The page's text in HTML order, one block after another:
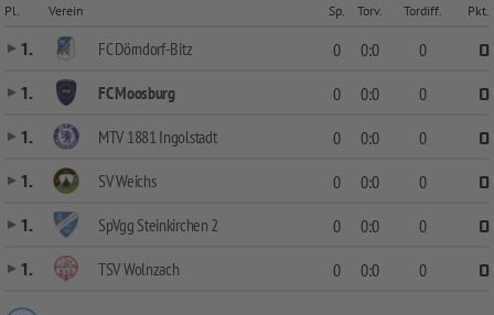
Pl. Verein Sp. Torv. Tordiff. Pkt.
1. FC Dörndorf-Bitz 0 0:0 0
0
1.
FC Moosburg 0 0:0 0
0
1.
MTV 1881 Ingolstadt 0 0:0 0
0
1.
SV Weichs 0 0:0 0
0
1.
SpVgg Steinkirchen 2 0 0:0 0
0
1.
TSV Wolnzach 0 0:0 0 0